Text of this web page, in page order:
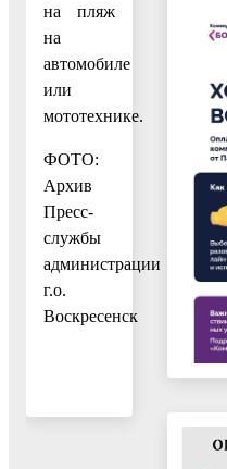
на пляж
на
автомобиле
или
мототехнике.
ФОТО:
Архив
Пресс-
службы
администрации
г.о.
Воскресенск